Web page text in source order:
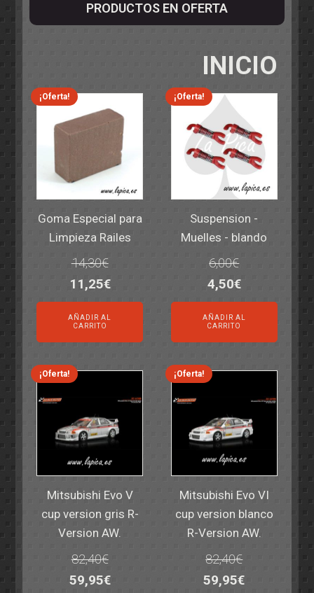
PRODUCTOS EN OFERTA
INICIO
¡Oferta!
Goma Especial para
Limpieza Railes
14,30€
El
precio
original
era:
14,30€.
11,25€El
precio
actual
es:
11,25€.
AÑADIR AL
CARRITO
¡Oferta!
Suspension -
Muelles - blando
6,00€
El
precio
original
era:
6,00€.
4,50€El
precio
actual
es:
4,50€.
AÑADIR AL
CARRITO
¡Oferta!
Mitsubishi Evo V
cup version gris R-
Version AW.
82,40€
El
59,95€El
¡Oferta!
Mitsubishi Evo VI
cup version blanco
R-Version AW.
82,40€
El
59,95€El